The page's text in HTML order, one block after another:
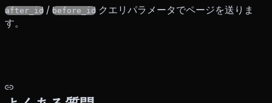
after_id / before_id クエリパラメータでページを送りま
す。